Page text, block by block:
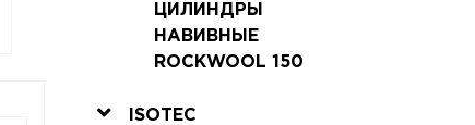
ЦИЛИНДРЫ
НАВИВНЫЕ
ROCKWOOL 150
ISOTEC